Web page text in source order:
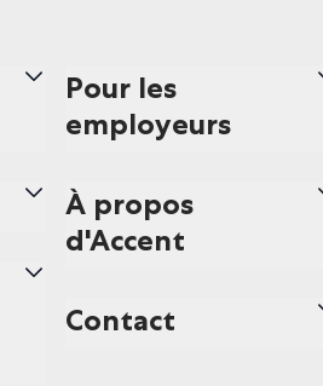
Pour les
employeurs
À propos
d'Accent
Contact